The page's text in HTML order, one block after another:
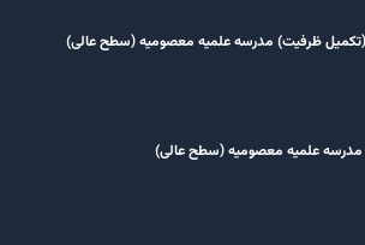
ظرفیت) مدرسه علمیه معصومیه‌ (سطح عالی)
علمیه معصومیه‌ (سطح عالی)